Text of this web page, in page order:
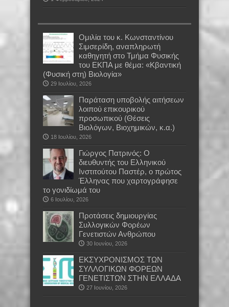
Oμιλία του κ. Κωνσταντίνου
Σιμσερίδη, αναπληρωτή
καθηγητή στο Τμήμα Φυσικής
του ΕΚΠΑ με θέμα: «Κβαντική
(Φυσική στη) Βιολογία»
29 Ιουλίου, 2026
Παράταση υποβολής αιτήσεων
λοιπού επικουρικού
προσωπικού (Θέσεις
Βιολόγων, Βιοχημικών, κ.α.)
18 Ιουλίου, 2026
Γιώργος Πατρινός: Ο
διευθυντής του Ελληνικού
Ινστιτούτου Παστέρ, ο πρώτος
Έλληνας που χαρτογράφησε
το γονιδίωμά του
6 Ιουλίου, 2026
Προτάσεις δημιουργίας
Συλλογικών Φορέων
Γενετιστών Ανθρώπου
30 Ιουνίου, 2026
EKΣΥΧΡΟΝΙΣΜΟΣ ΤΩΝ
ΣΥΛΛΟΓΙΚΩΝ ΦΟΡΕΩΝ
ΓΕΝΕΤΙΣΤΩΝ ΣΤΗΝ ΕΛΛΑΔΑ
27 Ιουνίου, 2026